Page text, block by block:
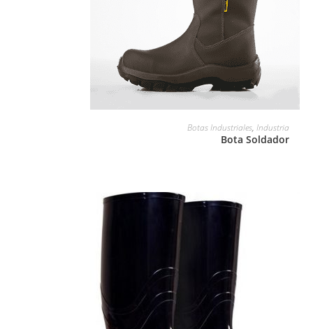
Botas Industriales,Industria
Bota Soldador